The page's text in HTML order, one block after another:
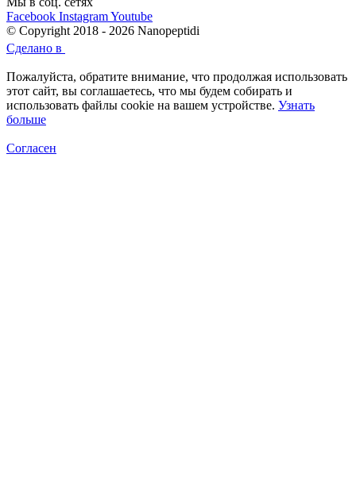
Facebook InstagramYoutube
© Copyright 2018 - 2026 Nanopeptidi
Сделано в
Пожалуйста, обратите внимание, что продолжая использовать
этот сайт, вы соглашаетесь, что мы будем собирать и
использовать файлы cookie на вашем устройстве. Узнать
больше
Согласен